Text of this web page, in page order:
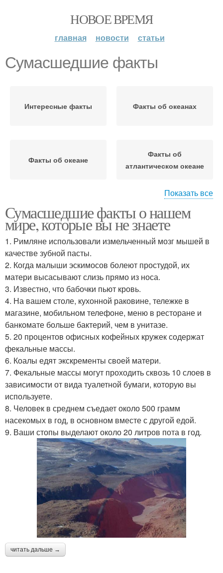
НОВОЕ ВРЕМЯ
главная новости статьи
Сумасшедшие факты
Интересные факты Факты об океанах
Факты об океане
Факты об
атлантическом океане
Факты про волны Забавный факт
Факт с инфразвуком Удивительные факты
Показать все
Сумасшедшие факты о нашем
мире, которые вы не знаете
1. Римляне использовали измельченный мозг мышей в
качестве зубной пасты.
2. Когда малыши эскимосов болеют простудой, их
матери высасывают слизь прямо из носа.
3. Известно, что бабочки пьют кровь.
4. На вашем столе, кухонной раковине, тележке в
магазине, мобильном телефоне, меню в ресторане и
банкомате больше бактерий, чем в унитазе.
5. 20 процентов офисных кофейных кружек содержат
фекальные массы.
6. Коалы едят экскременты своей матери.
7. Фекальные массы могут проходить сквозь 10 слоев в
зависимости от вида туалетной бумаги, которую вы
используете.
8. Человек в среднем съедает около 500 грамм
насекомых в год, в основном вместе с другой едой.
9. Ваши стопы выделают около 20 литров пота в год.
читать дальше →